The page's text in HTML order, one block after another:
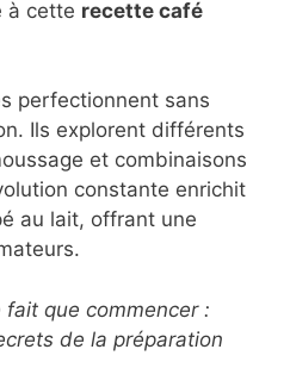
créant leurs
gourmandes.
café frappé lait
perfectionnent sans
Ils explorent
de moussage et
Cette évolution
infinie aux amateurs.